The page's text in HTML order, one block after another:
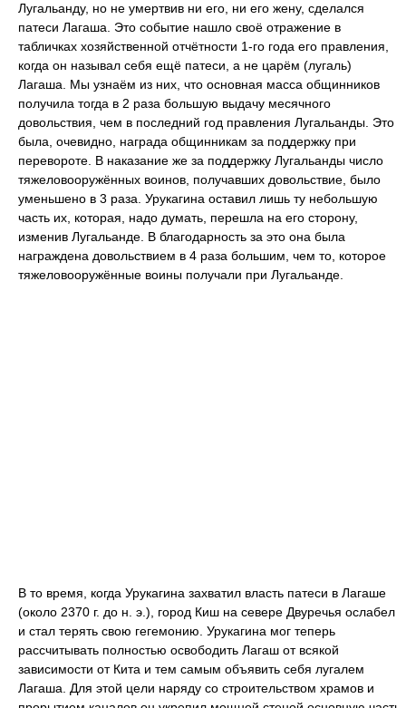
Лугальанду, но не умертвив ни его, ни его жену, сделался
патеси Лагаша. Это событие нашло своё отражение в
табличках хозяйственной отчётности 1-го года его правления,
когда он называл себя ещё патеси, а не царём (лугаль)
Лагаша. Мы узнаём из них, что основная масса общинников
получила тогда в 2 раза большую выдачу месячного
довольствия, чем в последний год правления Лугальанды. Это
была, очевидно, награда общинникам за поддержку при
перевороте. В наказание же за поддержку Лугальанды число
тяжеловооружённых воинов, получавших довольствие, было
уменьшено в 3 раза. Урукагина оставил лишь ту небольшую
часть их, которая, надо думать, перешла на его сторону,
изменив Лугальанде. В благодарность за это она была
награждена довольствием в 4 раза большим, чем то, которое
тяжеловооружённые воины получали при Лугальанде.
В то время, когда Урукагина захватил власть патеси в Лагаше
(около 2370 г. до н. э.), город Киш на севере Двуречья ослабел
и стал терять свою гегемонию. Урукагина мог теперь
рассчитывать полностью освободить Лагаш от всякой
зависимости от Кита и тем самым объявить себя лугалем
Лагаша. Для этой цели наряду со строительством храмов и